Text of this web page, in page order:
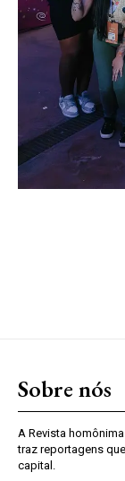
Sobre nós
A Revista
traz reportagens
capital.